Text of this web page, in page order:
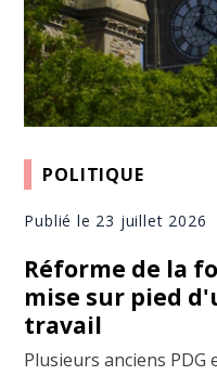
POLITIQUE
Publié le 23 juillet 2026
Réforme de la
mise sur pied
travail
Plusieurs anciens